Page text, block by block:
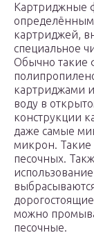
Картриджные
определённым
картриджей,
специальное
Обычно
картриджами
воду в
конструкции
даже самые
микрон. Такие
песочных.
можно
песочные.